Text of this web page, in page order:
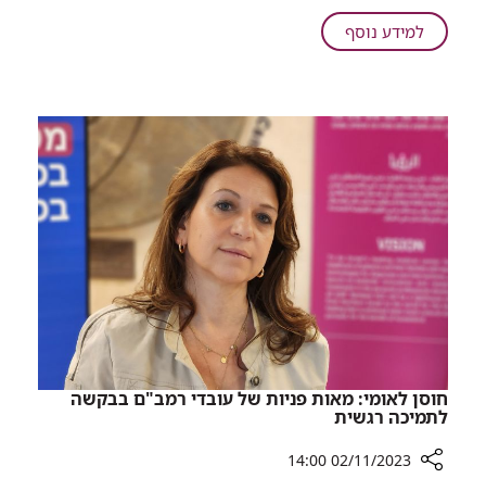
שמסביר
לילדים
בצפון
למידע נוסףעל
בגובה
את
הצעיר
שמסביר
המלחמה
בצפון
חוסן לאומי: מאות פניות של עובדי רמב"ם בבקשה
לתמיכה רגשית
02/11/2023 14:00